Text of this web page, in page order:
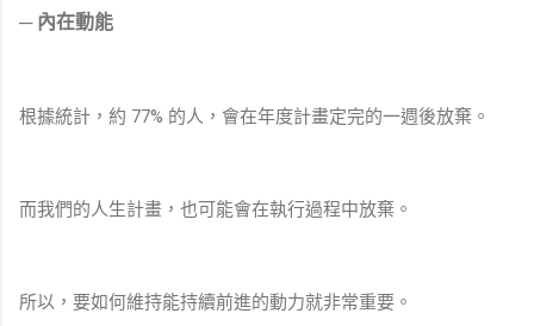
─ 內在動能
根據統計，約 77% 的人，會在年度計畫定完的一週後放棄。
而我們的人生計畫，也可能會在執行過程中放棄。
所以，要如何維持能持續前進的動力就非常重要。